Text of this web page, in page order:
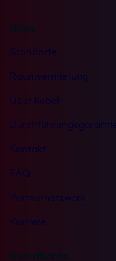
Infos
Standorte
Raumvermietung
Über Kebel
Durchführungsgarantie
Kontakt
FAQ
Partnernetzwerk
Karriere
Rechtliches